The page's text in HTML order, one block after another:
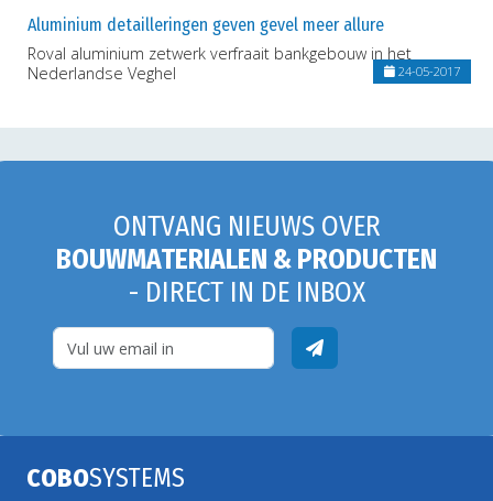
Aluminium detailleringen geven gevel meer allure
Roval aluminium zetwerk verfraait bankgebouw in het
Nederlandse Veghel
24-05-2017
ONTVANG NIEUWS OVER
BOUWMATERIALEN & PRODUCTEN
- DIRECT IN DE INBOX
COBOSYSTEMS